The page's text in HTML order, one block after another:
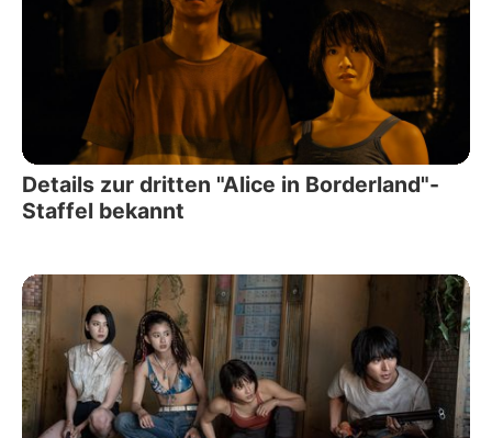
Details zur dritten "Alice in Borderland"-
Staffel bekannt